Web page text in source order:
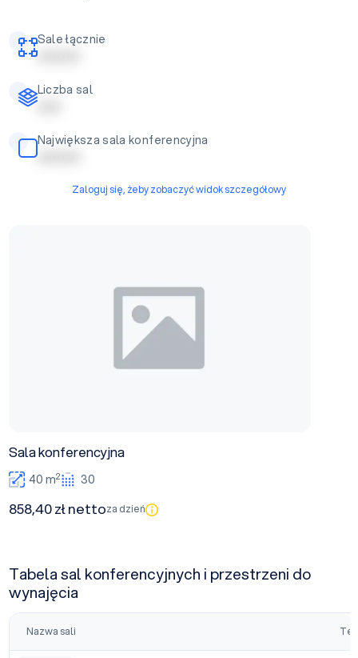
Sale łącznie
| | | | | | | | |
Liczba sal
| | | | |
Największa sala konferencyjna
| | | | | | | | |
Zaloguj się, żeby zobaczyć widok szczegółowy
Sala konferencyjna
40 m2 30
858,40 zł nettoza dzień
Tabela sal konferencyjnych i przestrzeni do
wynajęcia
Nazwa sali